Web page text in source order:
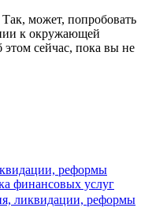
может, попробовать
к окружающей
этом сейчас, пока вы не
реформы
финансовых услуг